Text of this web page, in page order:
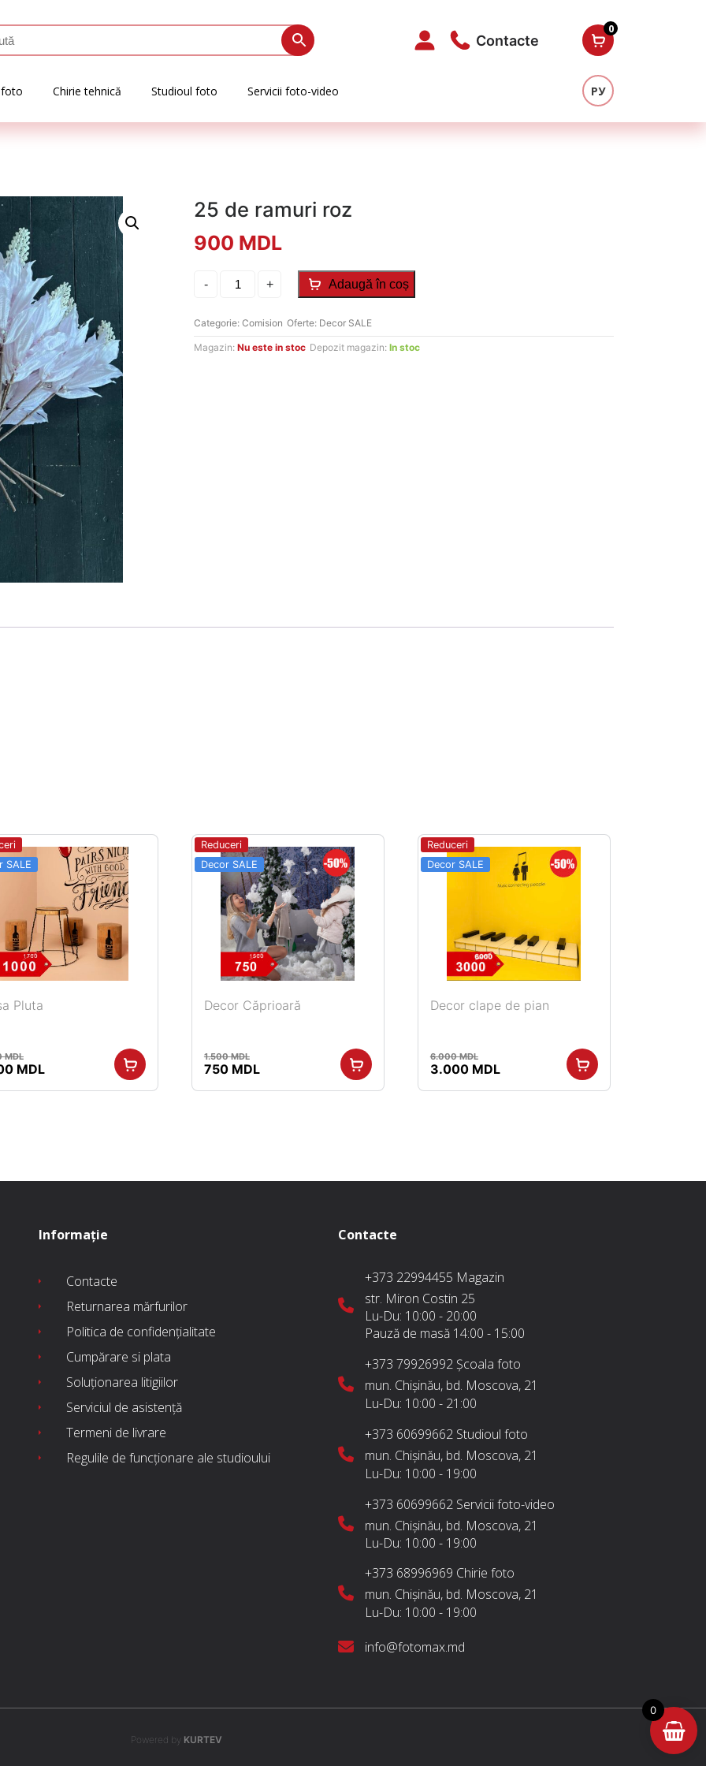
Contacte
0
Chirie tehnică Studioul foto Servicii foto-video РУ
25 de ramuri roz
900 MDL
-
Cantitate
roz
+ Adaugă în coș
Categorie:Comision Oferte: Decor SALE
Magazin:Nu este in stoc Depozit magazin:In stoc
SALE
Pluta
MDL
MDLPrețul
Reduceri
Decor SALE
Decor Сăprioară
1.500MDL
Prețul
750 MDLPrețul
Reduceri
Decor SALE
Decor clape de pian
6.000MDL
Prețul
3.000 MDLPrețul
Informație
Contacte
Returnarea mărfurilor
Politica de confidențialitate
Cumpărare si plata
Soluționarea litigiilor
Serviciul de asistență
Termeni de livrare
Regulile de funcționare ale studioului
Contacte
+373 22994455 Magazin
str. Miron Costin 25
Lu-Du: 10:00 - 20:00
Pauză de masă 14:00 - 15:00
+373 79926992 Școala foto
mun. Chișinău, bd. Moscova, 21
Lu-Du: 10:00 - 21:00
+373 60699662 Studioul foto
mun. Chișinău, bd. Moscova, 21
Lu-Du: 10:00 - 19:00
+373 60699662 Servicii foto-video
mun. Chișinău, bd. Moscova, 21
Lu-Du: 10:00 - 19:00
+373 68996969 Chirie foto
mun. Chișinău, bd. Moscova, 21
Lu-Du: 10:00 - 19:00
info@fotomax.md
Powered by KURTEV
0